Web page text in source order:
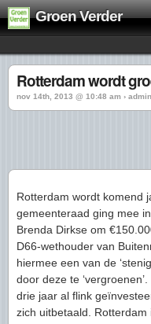
Groen Verder
Rotterdam wordt
nov 14th, 2013 @ 10:48 am › admin
Rotterdam wordt komend
gemeenteraad ging mee
Brenda Dirkse om
D66-wethouder van
hiermee een van de
door deze te
drie jaar al flink
zich uitbetaald.